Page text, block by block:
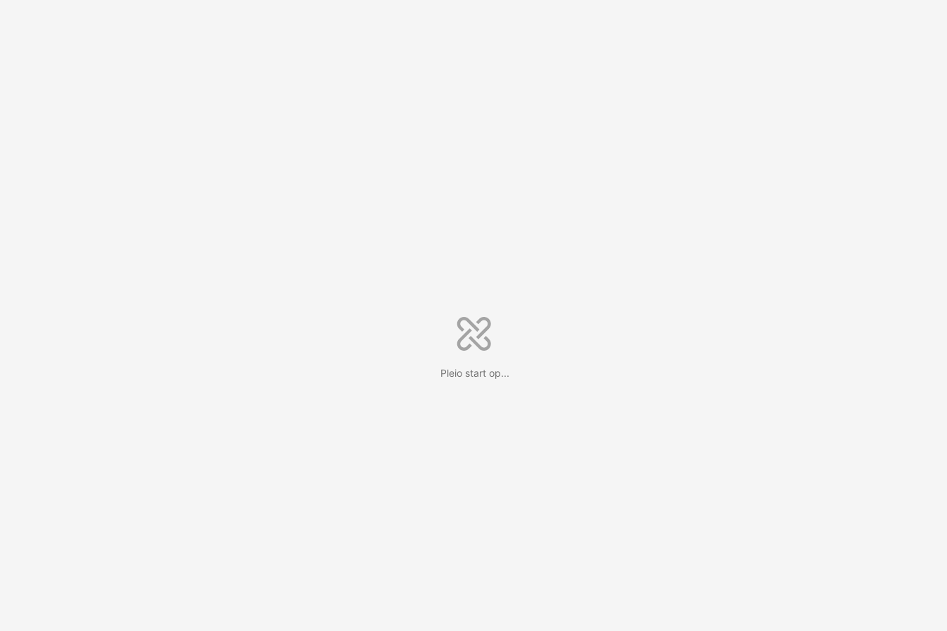
Pleio start op...